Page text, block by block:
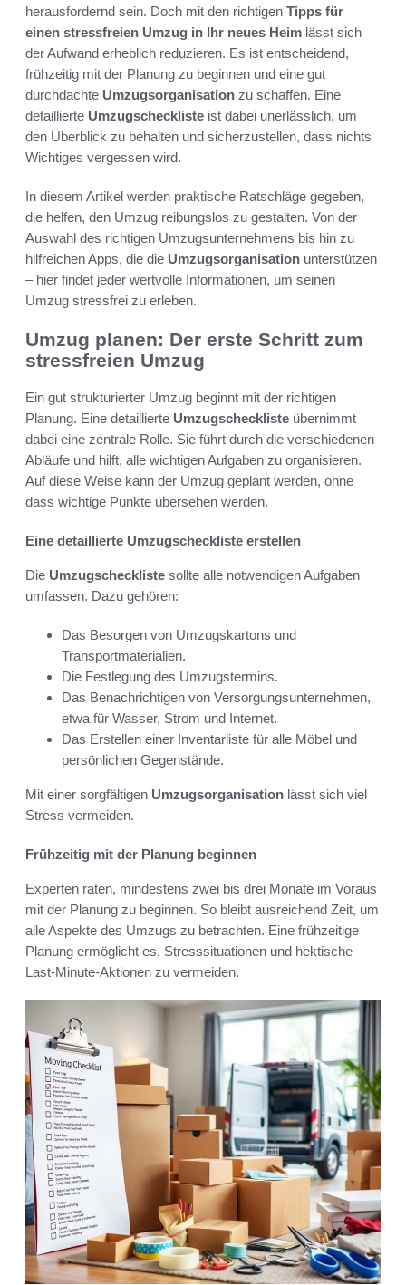
herausfordernd sein. Doch mit den richtigen Tipps für
einen stressfreien Umzug in Ihr neues Heim lässt sich
der Aufwand erheblich reduzieren. Es ist entscheidend,
frühzeitig mit der Planung zu beginnen und eine gut
durchdachte Umzugsorganisation zu schaffen. Eine
detaillierte Umzugscheckliste ist dabei unerlässlich, um
den Überblick zu behalten und sicherzustellen, dass nichts
Wichtiges vergessen wird.
In diesem Artikel werden praktische Ratschläge gegeben,
die helfen, den Umzug reibungslos zu gestalten. Von der
Auswahl des richtigen Umzugsunternehmens bis hin zu
hilfreichen Apps, die die Umzugsorganisation unterstützen
– hier findet jeder wertvolle Informationen, um seinen
Umzug stressfrei zu erleben.
Umzug planen: Der erste Schritt zum
stressfreien Umzug
Ein gut strukturierter Umzug beginnt mit der richtigen
Planung. Eine detaillierte Umzugscheckliste übernimmt
dabei eine zentrale Rolle. Sie führt durch die verschiedenen
Abläufe und hilft, alle wichtigen Aufgaben zu organisieren.
Auf diese Weise kann der Umzug geplant werden, ohne
dass wichtige Punkte übersehen werden.
Eine detaillierte Umzugscheckliste erstellen
Die Umzugscheckliste sollte alle notwendigen Aufgaben
umfassen. Dazu gehören:
Das Besorgen von Umzugskartons und
Transportmaterialien.
Die Festlegung des Umzugstermins.
Das Benachrichtigen von Versorgungsunternehmen,
etwa für Wasser, Strom und Internet.
Das Erstellen einer Inventarliste für alle Möbel und
persönlichen Gegenstände.
Mit einer sorgfältigen Umzugsorganisation lässt sich viel
Stress vermeiden.
Frühzeitig mit der Planung beginnen
Experten raten, mindestens zwei bis drei Monate im Voraus
mit der Planung zu beginnen. So bleibt ausreichend Zeit, um
alle Aspekte des Umzugs zu betrachten. Eine frühzeitige
Planung ermöglicht es, Stresssituationen und hektische
Last-Minute-Aktionen zu vermeiden.